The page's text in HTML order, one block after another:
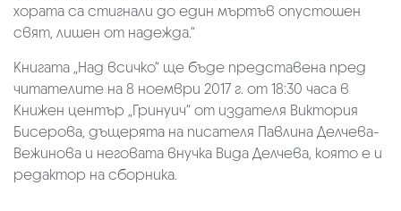
хората са стигнали до един мъртъв опустошен
свят, лишен от надежда.“
Книгата „Над всичко“ ще бъде представена пред
читателите на 8 ноември 2017 г. от 18:30 часа в
Книжен център „Гринуич“ от издателя Виктория
Бисерова, дъщерята на писателя Павлина Делчева-
Вежинова и неговата внучка Вида Делчева, която е и
редактор на сборника.